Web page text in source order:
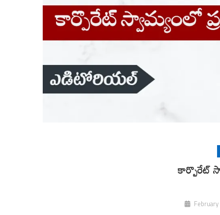
కార్పొరేట్